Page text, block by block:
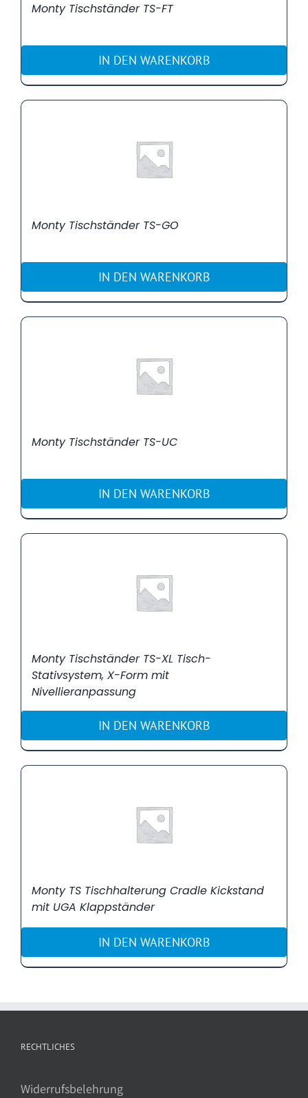
Monty Tischständer TS-FT
IN DEN WARENKORB
Monty Tischständer TS-GO
IN DEN WARENKORB
Monty Tischständer TS-UC
IN DEN WARENKORB
Monty Tischständer TS-XL Tisch-
Stativsystem, X-Form mit
Nivellieranpassung
IN DEN WARENKORB
Monty TS Tischhalterung Cradle Kickstand
mit UGA Klappständer
IN DEN WARENKORB
RECHTLICHES
Widerrufsbelehrung